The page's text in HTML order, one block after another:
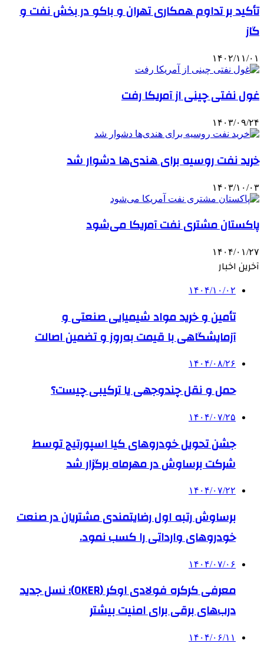
تأکید بر تداوم همکاری تهران و باکو در بخش نفت و
گاز
۱۴۰۲/۱۱/۰۱
غول نفتی چینی از آمریکا رفت
۱۴۰۳/۰۹/۲۴
خرید نفت روسیه برای هندی‌ها دشوار شد
۱۴۰۳/۱۰/۰۳
پاکستان مشتری نفت آمریکا می‌شود
۱۴۰۴/۰۱/۲۷
آخرین اخبار
۱۴۰۴/۱۰/۰۲
تأمین و خرید مواد شیمیایی صنعتی و
آزمایشگاهی با قیمت به‌روز و تضمین اصالت
۱۴۰۴/۰۸/۲۶
حمل و نقل چندوجهی یا ترکیبی چیست؟
۱۴۰۴/۰۷/۲۵
جشن تحویل خودروهای کیا اسپورتیج توسط
شرکت برساوش در مهرماه برگزار شد
۱۴۰۴/۰۷/۲۲
برساوش رتبه اول رضایتمندی مشتریان در صنعت
خودروهای وارداتی را کسب نمود.
۱۴۰۴/۰۷/۰۶
معرفی کرکره فولادی اوکر (OKER)؛ نسل جدید
درب‌های برقی برای امنیت بیشتر
۱۴۰۴/۰۶/۱۱